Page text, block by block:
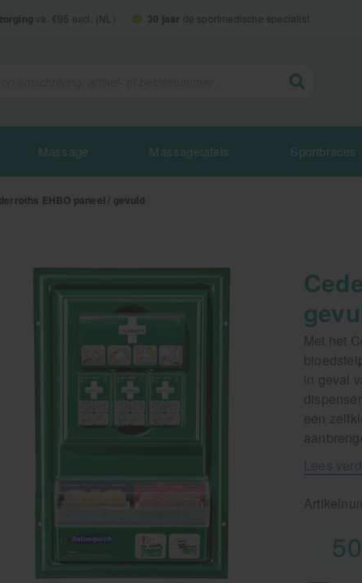
va. €95 excl. (NL) 30 jaar dé sportmedische specialist
Massage Massagetafels Sportbraces
EHBO paneel / gevuld
Met het
in geval
een
Lees